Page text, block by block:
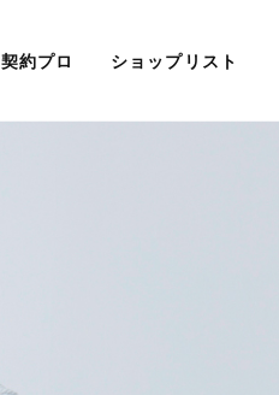
契約プロ ショップリスト